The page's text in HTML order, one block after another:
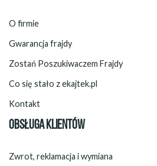
O firmie
Gwarancja frajdy
Zostań Poszukiwaczem Frajdy
Co się stało z ekajtek.pl
Kontakt
OBSŁUGA KLIENTÓW
Zwrot, reklamacja i wymiana